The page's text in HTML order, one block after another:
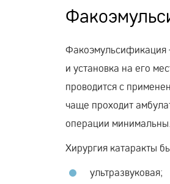
Факоэмульсификация
и установка на его
проводится с
чаще проходит
операции минимальны.
Хирургия катаракты
ультразвуковая;